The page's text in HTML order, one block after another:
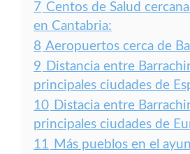
7 Centos de Salud
en Cantabria:
8 Aeropuertos cerca de
9 Distancia entre
principales ciudades de
10 Distacia entre
principales ciudades de
11 Más pueblos en el